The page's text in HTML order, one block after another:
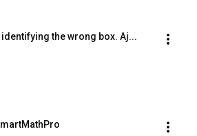
the wrong box. Aj...